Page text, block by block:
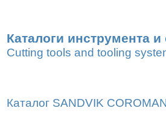
Каталоги инструмента
Cutting tools and tooling
Каталог SANDVIK